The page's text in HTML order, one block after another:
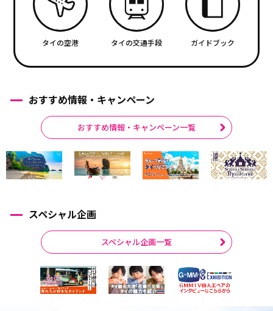
タイの空港 タイの交通手段 ガイドブック
おすすめ情報・キャンペーン
おすすめ情報・キャンペーン一覧
スペシャル企画
スペシャル企画一覧